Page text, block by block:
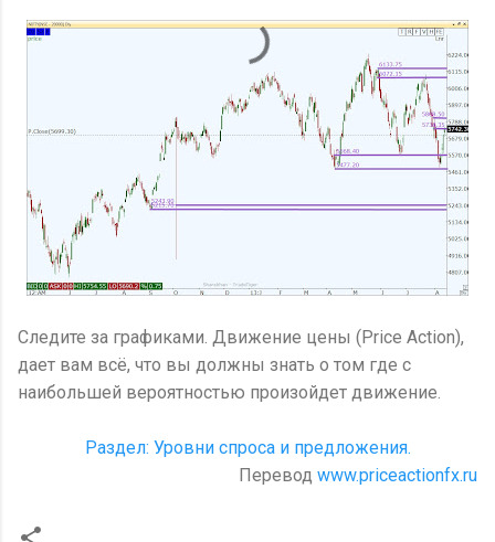
Следите за графиками. Движение цены (Price Action),
дает вам всё, что вы должны знать о том где с
наибольшей вероятностью произойдет движение.
Раздел: Уровни спроса и предложения.
Перевод www.priceactionfx.ru